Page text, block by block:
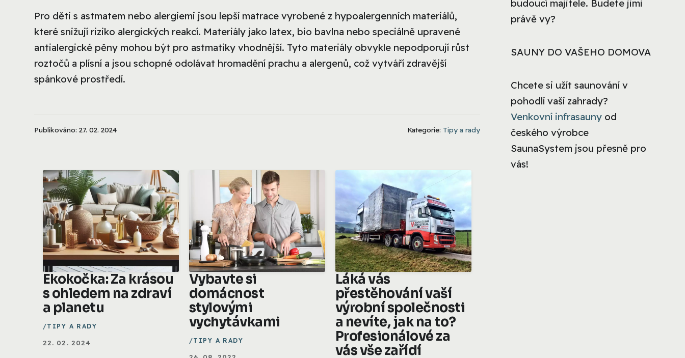
Pro děti s astmatem nebo alergiemi jsou lepší matrace vyrobené z hypoalergenních materiálů,
které snižují riziko alergických reakcí. Materiály jako latex, bio bavlna nebo speciálně upravené
antialergické pěny mohou být pro astmatiky vhodnější. Tyto materiály obvykle nepodporují růst
roztočů a plísní a jsou schopné odolávat hromadění prachu a alergenů, což vytváří zdravější
spánkové prostředí.
Publikováno: 27. 02. 2024 Kategorie: Tipy a rady
Ekokočka: Za krásou
s ohledem na zdraví
a planetu
TIPY A RADY
22. 02. 2024
Vybavte si
domácnost
stylovými
vychytávkami
TIPY A RADY
Láká vás
přestěhování vaší
výrobní společnosti
a nevíte, jak na to?
Profesionálové za
vás vše zařídí
budoucí majitele. Budete jimi
právě vy?
SAUNY DO VAŠEHO DOMOVA
Chcete si užít saunování v
pohodlí vaší zahrady?
Venkovní infrasauny od
českého výrobce
SaunaSystem jsou přesně pro
vás!